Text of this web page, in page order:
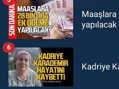
yapılacak
Kadriye
6